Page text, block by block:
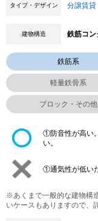
タイプ・デザイン 分譲賃貸
建物構造 鉄筋コン
鉄筋系
軽量鉄骨系
ブロック・その他
①防音性が高い
い。
①通気性が低い
※あくまで一般的な建物構
いケースもありますので、